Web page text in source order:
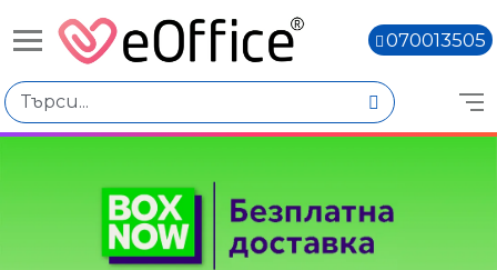
070013505